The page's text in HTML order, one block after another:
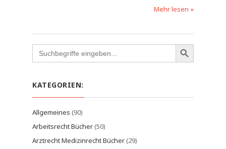
Mehr lesen »
Search
for:
KATEGORIEN:
Allgemeines (90)
Arbeitsrecht Bücher(50)
Arztrecht Medizinrecht Bücher(29)